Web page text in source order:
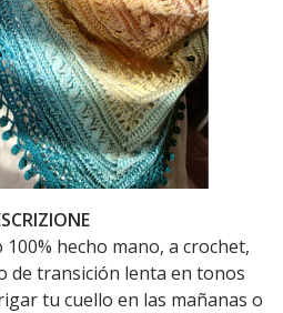
hecho mano, a crochet,
de transición lenta en tonos
tu cuello en las mañanas o